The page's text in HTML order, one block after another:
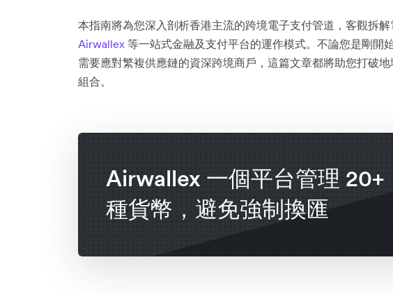
本指南將為您深入剖析香港主流的跨境電子支付管道，客觀拆
Airwallex 等一站式金融及支付平台的運作模式。不論您是剛開
需要應對繁複供應鏈的資深跨境商戶，這篇文章都將助您打破
組合。
Airwallex 一個平台管理 20+
種貨幣，避免強制換匯